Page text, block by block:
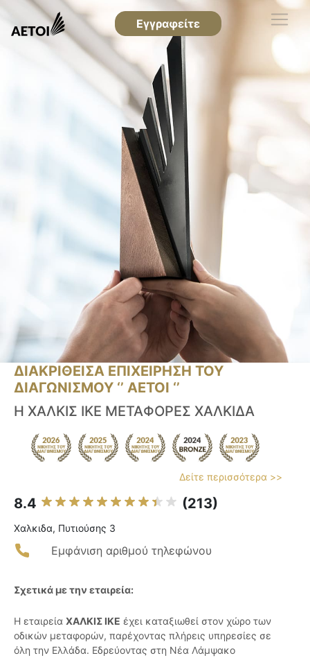
Εγγραφείτε
ΔΙΑΚΡΙΘΕΙΣΑ ΕΠΙΧΕΙΡΗΣΗ ΤΟΥ
ΔΙΑΓΩΝΙΣΜΟΥ ‘’ ΑΕΤΟΙ ‘’
Η ΧΑΛΚΙΣ ΙΚΕ ΜΕΤΑΦΟΡΕΣ ΧΑΛΚΙΔΑ
Δείτε περισσότερα >>
8.4 (213)
Χαλκιδα, Πυτιούσης 3
Εμφάνιση αριθμού τηλεφώνου
Σχετικά με την εταιρεία:
Η εταιρεία ΧΑΛΚΙΣ ΙΚΕ έχει καταξιωθεί στον χώρο των
οδικών μεταφορών, παρέχοντας πλήρεις υπηρεσίες σε
όλη την Ελλάδα. Εδρεύοντας στη Νέα Λάμψακο